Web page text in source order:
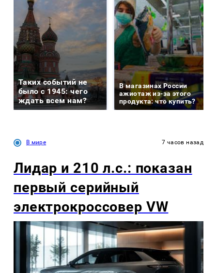
Таких событий не
было с 1945: чего
ждать всем нам?
В магазинах России
ажиотаж из-за этого
продукта: что купить?
В мире 7 часов назад
Лидар и 210 л.с.: показан
первый серийный
электрокроссовер VW